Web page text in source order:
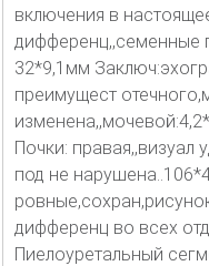
включения в
дифференц,,семенные
32*9,1мм
преимущест
Почки: правая,,визуал
под не
дифференц во всех
Пиелоуретальный